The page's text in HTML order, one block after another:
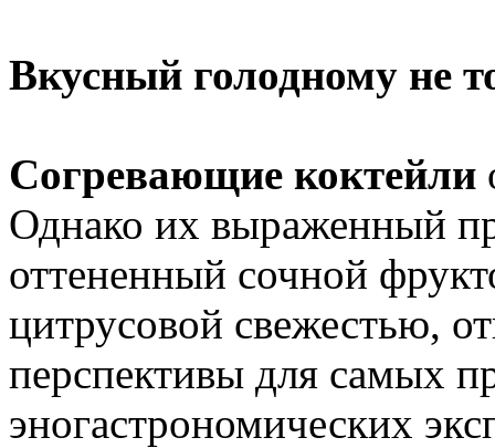
Вкусный голодному не
Согревающие коктейли
Однако их выраженный
оттененный сочной
цитрусовой свежестью,
перспективы для самых
эногастрономических